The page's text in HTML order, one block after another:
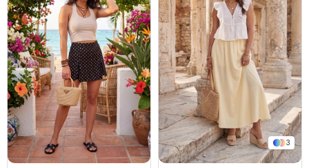
3